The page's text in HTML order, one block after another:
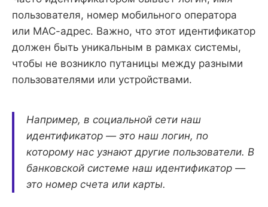
пользователя, номер мобильного оператора
или MAC-адрес. Важно, что этот идентификатор
должен быть уникальным в рамках системы,
чтобы не возникло путаницы между разными
пользователями или устройствами.
Например, в социальной сети наш
идентификатор — это наш логин, по
которому нас узнают другие пользователи. В
банковской системе наш идентификатор —
это номер счета или карты.